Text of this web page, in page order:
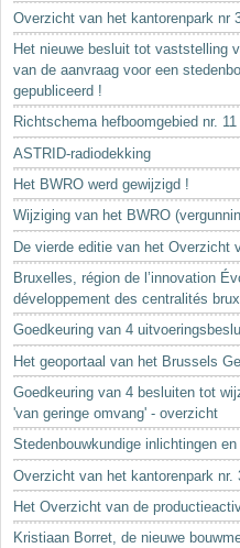
Sleutelwoorden
Stedenbouwkundige inlichtingen
Overzicht van het kantorenpark nr
Het nieuwe besluit tot vaststelling
van de aanvraag voor een
gepubliceerd !
Richtschema hefboomgebied nr.
ASTRID-radiodekking
Het BWRO werd gewijzigd !
Wijziging van het BWRO
De vierde editie van het Overzicht
Bruxelles, région de l’innovation
développement des centralités
Goedkeuring van 4
Het geoportaal van het Brussels
Goedkeuring van 4 besluiten tot
'van geringe omvang' - overzicht
Stedenbouwkundige inlichtingen
Overzicht van het kantorenpark nr.
Het Overzicht van de
Kristiaan Borret, de nieuwe